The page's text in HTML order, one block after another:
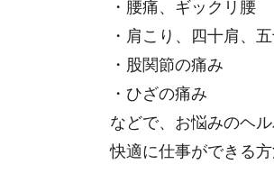
・腰痛、ギックリ腰
・肩こり、四十肩、
・股関節の痛み
・ひざの痛み
などで、お悩みのヘ
快適に仕事ができる